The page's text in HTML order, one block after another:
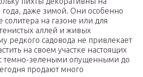
года, даже зимой. Они особенно
солитера на газоне или для
аллей и живых
редкого садовода не привлекает
на своем участке настоящих
темно-зелеными опущенными до
продают много